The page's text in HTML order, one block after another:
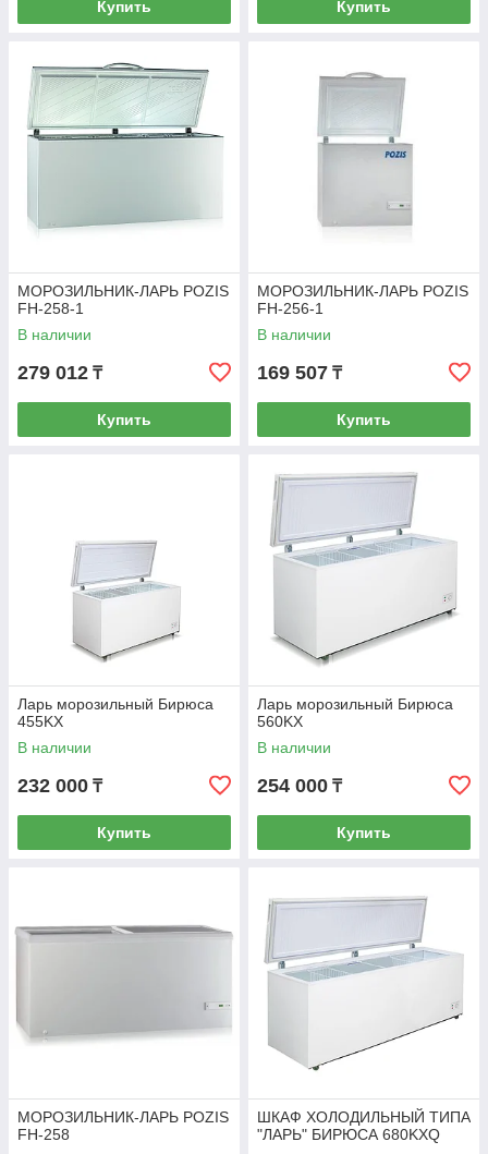
Купить Купить
МОРОЗИЛЬНИК-ЛАРЬ POZIS
FH-258-1
В наличии
279 012 ₸
Купить
МОРОЗИЛЬНИК-ЛАРЬ POZIS
FH-256-1
В наличии
169 507 ₸
Купить
Ларь морозильный Бирюса
455KX
В наличии
232 000 ₸
Купить
Ларь морозильный Бирюса
560KX
В наличии
254 000 ₸
Купить
МОРОЗИЛЬНИК-ЛАРЬ POZIS
FH-258
ШКАФ ХОЛОДИЛЬНЫЙ ТИПА
"ЛАРЬ" БИРЮСА 680KXQ